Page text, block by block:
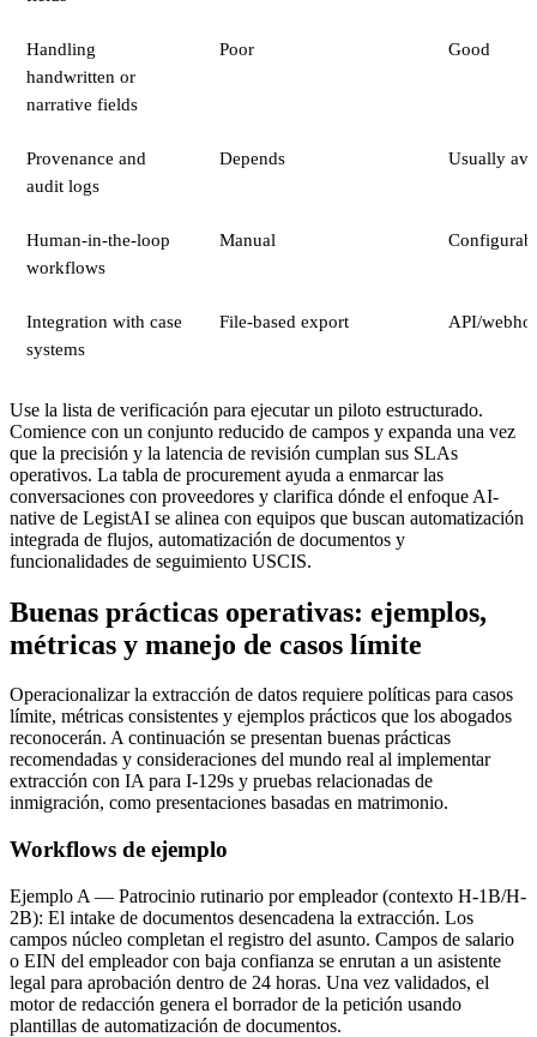
Handling
handwritten or
narrative fields
Poor Good
Provenance and
audit logs
Depends Usually
Human-in-the-loop
workflows
Manual
Integration with case
systems
File-based export API/
Use la lista de verificación para ejecutar un piloto estructurado.
Comience con un conjunto reducido de campos y expanda una vez
que la precisión y la latencia de revisión cumplan sus SLAs
operativos. La tabla de procurement ayuda a enmarcar las
conversaciones con proveedores y clarifica dónde el enfoque AI-
native de LegistAI se alinea con equipos que buscan automatización
integrada de flujos, automatización de documentos y
funcionalidades de seguimiento USCIS.
Buenas prácticas operativas: ejemplos,
métricas y manejo de casos límite
Operacionalizar la extracción de datos requiere políticas para casos
límite, métricas consistentes y ejemplos prácticos que los abogados
reconocerán. A continuación se presentan buenas prácticas
recomendadas y consideraciones del mundo real al implementar
extracción con IA para I-129s y pruebas relacionadas de
inmigración, como presentaciones basadas en matrimonio.
Workflows de ejemplo
Ejemplo A — Patrocinio rutinario por empleador (contexto H-1B/H-
2B): El intake de documentos desencadena la extracción. Los
campos núcleo completan el registro del asunto. Campos de salario
o EIN del empleador con baja confianza se enrutan a un asistente
legal para aprobación dentro de 24 horas. Una vez validados, el
motor de redacción genera el borrador de la petición usando
plantillas de automatización de documentos.